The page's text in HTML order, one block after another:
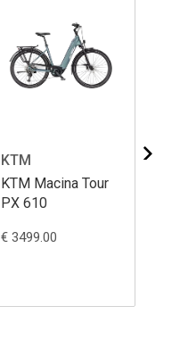
KTM
KTM Macina Tour
PX 610
€ 3499.00